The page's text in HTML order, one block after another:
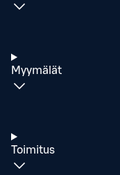
Myymälät
Toimitus